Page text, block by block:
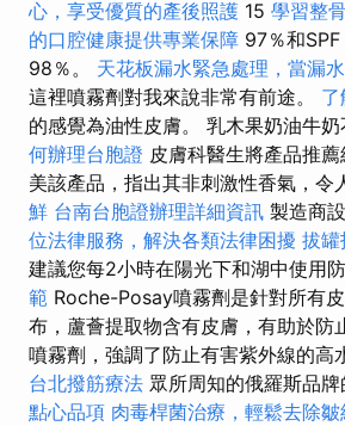
心，享受優質的產後照護 15 學習整
的口腔健康提供專業保障 97％和SPF
98％。 天花板漏水緊急處理，當漏
這裡噴霧劑對我來說非常有前途。
的感覺為油性皮膚。 乳木果奶油牛
何辦理台胞證 皮膚科醫生將產品推
美該產品，指出其非刺激性香氣，令
鮮 台南台胞證辦理詳細資訊 製造商
位法律服務，解決各類法律困擾 拔罐
建議您每2小時在陽光下和湖中使用
範 Roche-Posay噴霧劑是針對所有
布，蘆薈提取物含有皮膚，有助於防
噴霧劑，強調了防止有害紫外線的高
台北撥筋療法 眾所周知的俄羅斯品
點心品項 肉毒桿菌治療，輕鬆去除皺